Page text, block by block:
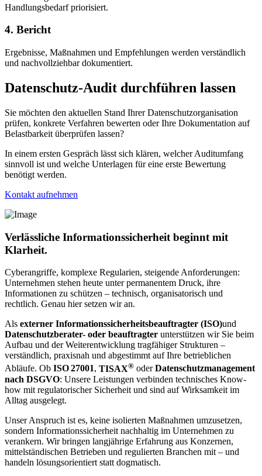
Handlungsbedarf priorisiert.
4. Bericht
Ergebnisse, Maßnahmen und Empfehlungen werden verständlich
und nachvollziehbar dokumentiert.
Datenschutz-Audit durchführen lassen
Sie möchten den aktuellen Stand Ihrer Datenschutzorganisation
prüfen, konkrete Verfahren bewerten oder Ihre Dokumentation auf
Belastbarkeit überprüfen lassen?
In einem ersten Gespräch lässt sich klären, welcher Auditumfang
sinnvoll ist und welche Unterlagen für eine erste Bewertung
benötigt werden.
Kontakt aufnehmen
Verlässliche Informationssicherheit beginnt mit
Klarheit.
Cyberangriffe, komplexe Regularien, steigende Anforderungen:
Unternehmen stehen heute unter permanentem Druck, ihre
Informationen zu schützen – technisch, organisatorisch und
rechtlich. Genau hier setzen wir an.
Als externer Informationssicherheitsbeauftragter (ISO)und
Datenschutzberater- oder beauftragter unterstützen wir Sie beim
Aufbau und der Weiterentwicklung tragfähiger Strukturen –
verständlich, praxisnah und abgestimmt auf Ihre betrieblichen
Abläufe. Ob ISO 27001, TISAX® oderDatenschutzmanagement
nach DSGVO: Unsere Leistungen verbinden technisches Know-
how mit regulatorischer Sicherheit und sind auf Wirksamkeit im
Alltag ausgelegt.
Unser Anspruch ist es, keine isolierten Maßnahmen umzusetzen,
sondern Informationssicherheit nachhaltig im Unternehmen zu
verankern. Wir bringen langjährige Erfahrung aus Konzernen,
mittelständischen Betrieben und regulierten Branchen mit – und
handeln lösungsorientiert statt dogmatisch.